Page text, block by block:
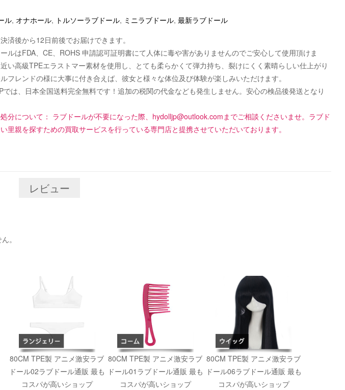
ル, オナホール, トルソーラブドール, ミニラブドール, 最新ラブドール
済後から12日前後でお届けできます。
ルはFDA、CE、ROHS 申請認可証明書にて人体に毒や害がありませんのでご安心して使用頂けま
い高級TPEエラストマー素材を使用し、とても柔らかくて弾力持ち、裂けにくく素晴らしい仕上がり
フレンドの様に大事に付き合えば、彼女と様々な体位及び体験が楽しみいただけます。
では、日本全国送料完全無料です！追加の税関の代金なども発生しません。安心の検品後発送となり
分について： ラブドールが不要になった際、 hydolljp@outlook.com までご相談くださいませ。ラブド
里親を探すための買取サービスを行っている専門店と提携させていただいております。
レビュー
。
80CM TPE製 アニメ激安ラブ
ドール02ラブドール通販 最も
コスパが高いショップ
80CM TPE製 アニメ激安ラブ
ドール01ラブドール通販 最も
コスパが高いショップ
80CM TPE製 アニメ激安ラブ
ドール06ラブドール通販 最も
コスパが高いショップ